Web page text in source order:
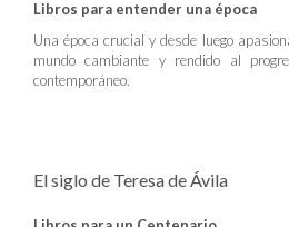
Libros para entender una época
Una época crucial y desde luego
mundo cambiante y rendido al
contemporáneo.
El siglo de Teresa de Ávila